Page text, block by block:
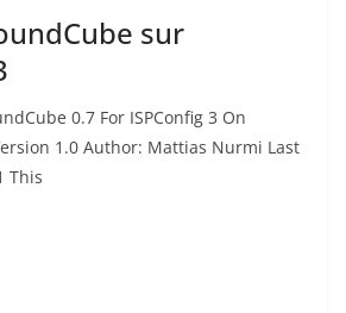
sur
0.7 For ISPConfig 3 On
1.0 Author: Mattias Nurmi Last
This